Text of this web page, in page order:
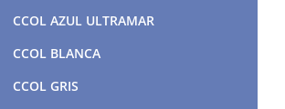
CCOL AZUL ULTRAMAR
CCOL BLANCA
CCOL GRIS